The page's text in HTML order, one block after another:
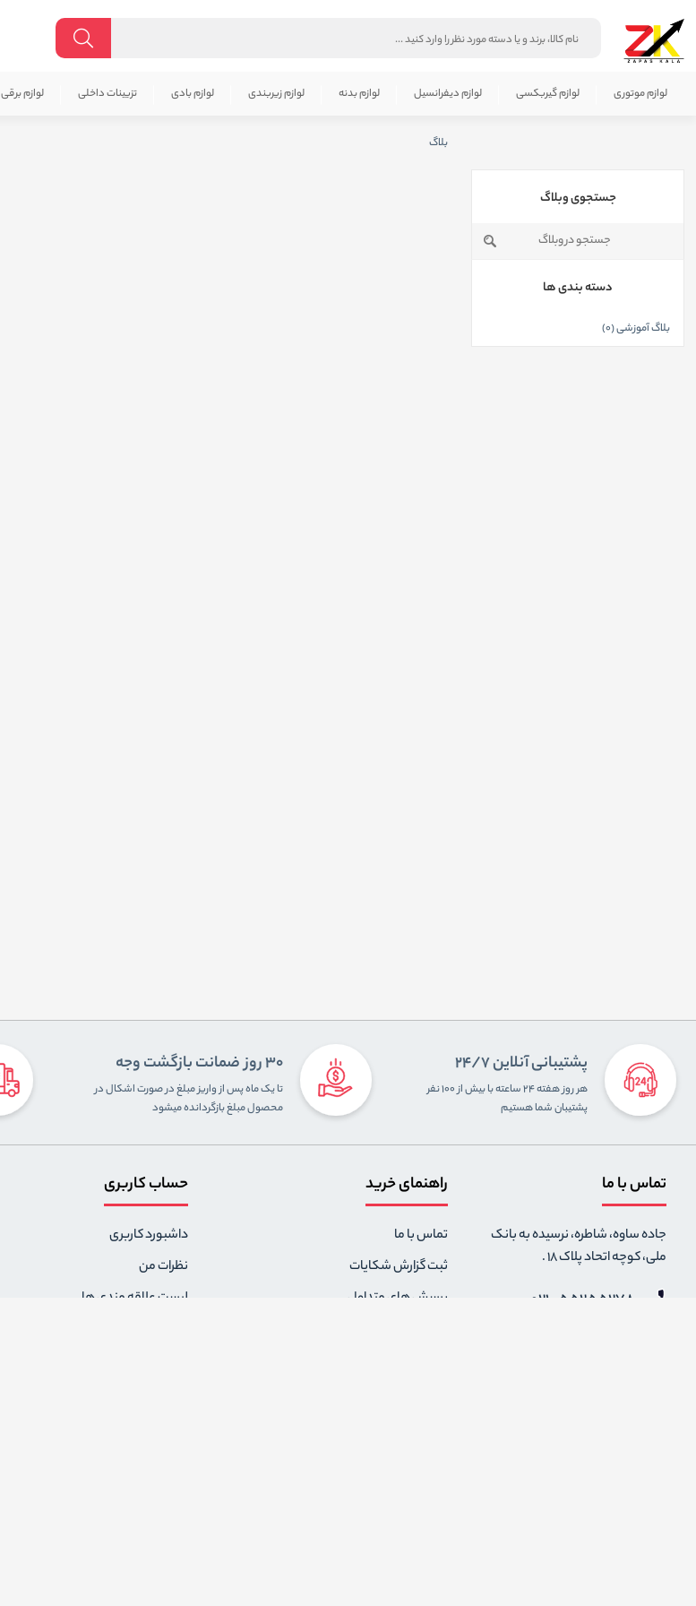
لوازم موتوری لوازم گیربکسی لوازم دیفرانسیل لوازم بدنه لوازم زیربندی لوازم بادی تزیینات داخلی لوازم برقی
بلاگ
جستجوی وبلاگ
دسته بندی ها
بلاگ آموزشی (0)
پشتیبانی آنلاین 24/7
هر روز هفته ۲۴ ساعته با بیش از ۱۰۰ نفر
پشتیبان شما هستیم
30 روز ضمانت بازگشت وجه
تا یک ماه پس از واریز مبلغ در صورت اشکال در
محصول مبلغ بازگردانده میشود
تماس با ما
جاده ساوه، شاطره، نرسیده به بانک
ملی، کوچه اتحاد پلاک 18 .
021-55255278
راهنمای خرید
تماس با ما
ثبت گزارش شکایات
پرسش های متداول
حساب کاربری
داشبورد کاربری
نظرات من
لیست علاقه مندی ها